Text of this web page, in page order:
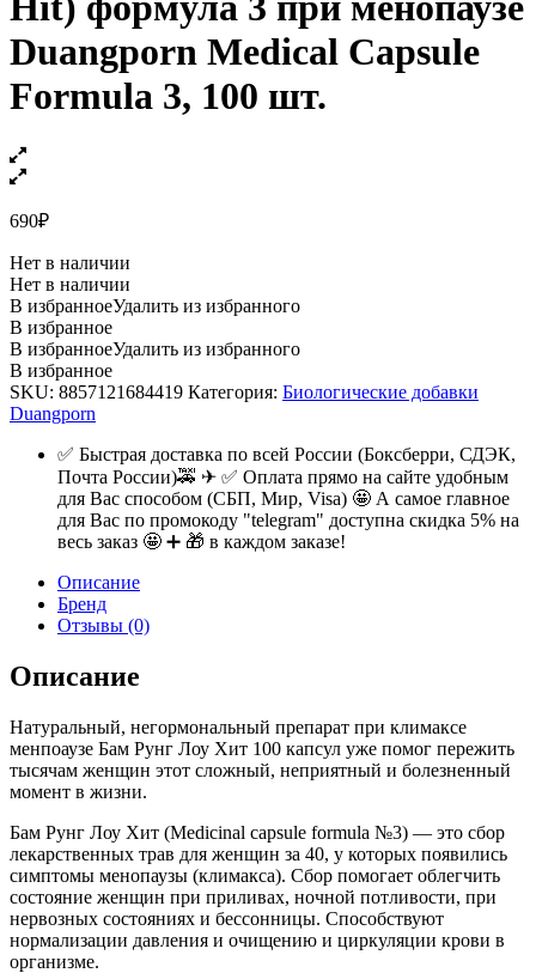
Duangporn Medical Capsule
Formula 3, 100 шт.
690₽
Нет в наличии
Нет в наличии
В избранноеУдалить из избранного
В избранное
В избранноеУдалить из избранного
В избранное
SKU: 8857121684419 Категория: Биологические добавки
Duangporn
✅ Быстрая доставка по всей России (Боксберри, СДЭК,
Почта России)🚕 ✈ ✅ Оплата прямо на сайте удобным
для Вас способом (СБП, Мир, Visa) 🤩 А самое главное
для Вас по промокоду "telegram" доступна скидка 5% на
весь заказ 🤩 ➕ 🎁 в каждом заказе!
Описание
Бренд
Отзывы (0)
Описание
Натуральный, негормональный препарат при климаксе
менпоаузе Бам Рунг Лоу Хит 100 капсул уже помог пережить
тысячам женщин этот сложный, неприятный и болезненный
момент в жизни.
Бам Рунг Лоу Хит (Medicinal capsule formula №3) — это сбор
лекарственных трав для женщин за 40, у которых появились
симптомы менопаузы (климакса). Сбор помогает облегчить
состояние женщин при приливах, ночной потливости, при
нервозных состояниях и бессонницы. Способствуют
нормализации давления и очищению и циркуляции крови в
организме.